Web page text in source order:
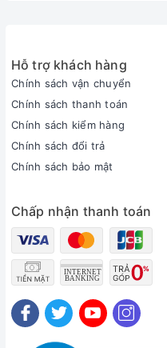
Hỗ trợ khách hàng
Chính sách vận chuyển
Chính sách thanh toán
Chính sách kiểm hàng
Chính sách đổi trả
Chính sách bảo mật
Chấp nhận thanh toán